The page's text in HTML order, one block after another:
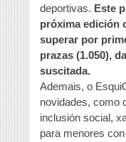
deportivas. Este
próxima edición
superar por
prazas (1.050),
suscitada.
Ademais, o
novidades, como
inclusión social,
para menores